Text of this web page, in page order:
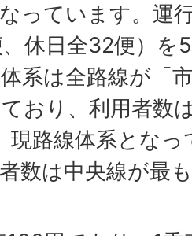
っています。運
、休日全32便）
系は全路線が「
おり、利用者数
現路線体系とな
数は中央線が最